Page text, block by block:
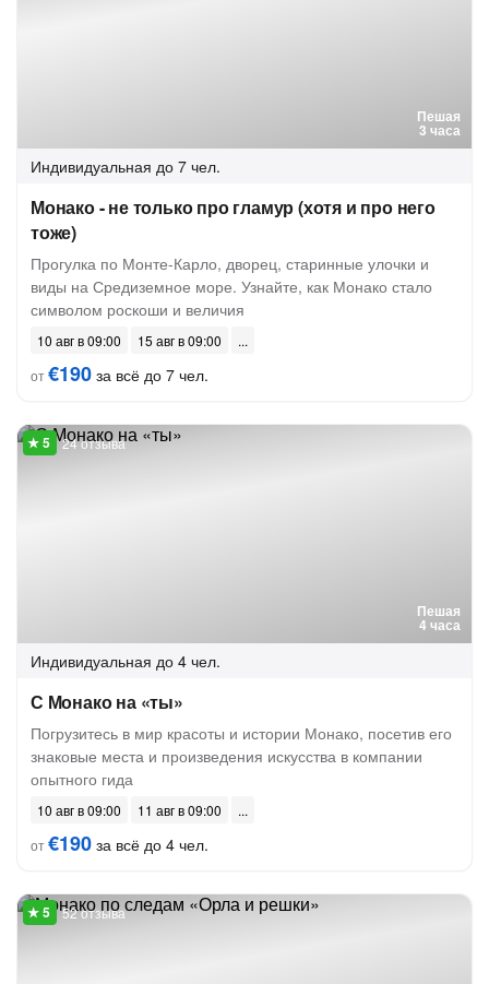
Пешая
3 часа
Индивидуальная до 7 чел.
Монако - не только про гламур (хотя и про него
тоже)
Прогулка по Монте-Карло, дворец, старинные улочки и
виды на Средиземное море. Узнайте, как Монако стало
символом роскоши и величия
10 авг в 09:00
15 авг в 09:00
от€190 за всё до 7 чел.
Пешая
4 часа
24 отзыва
Индивидуальная до 4 чел.
С Монако на «ты»
Погрузитесь в мир красоты и истории Монако, посетив его
знаковые места и произведения искусства в компании
опытного гида
10 авг в 09:00
11 авг в 09:00
от€190 за всё до 4 чел.
52 отзыва